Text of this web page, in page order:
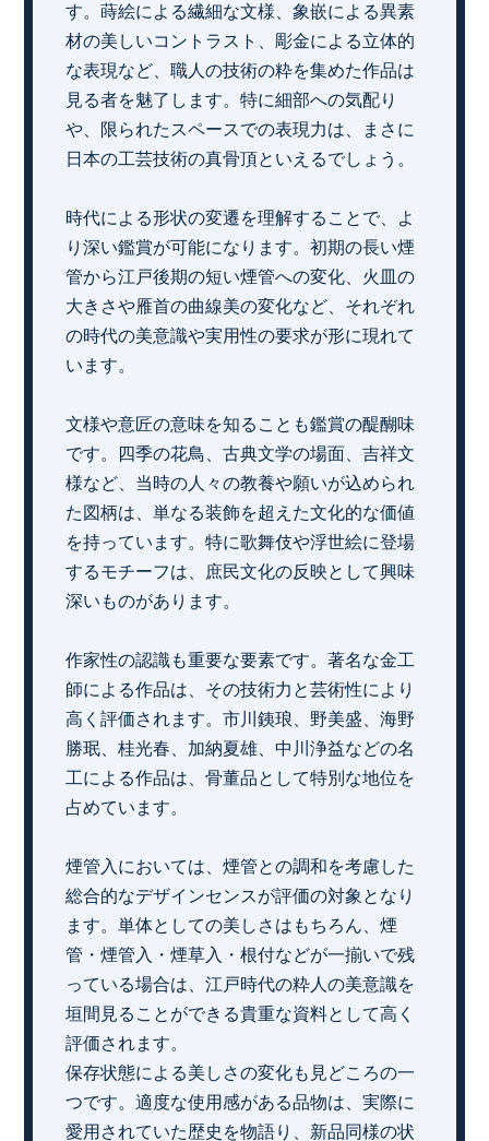
す。蒔絵による繊細な文様、象嵌による異素
材の美しいコントラスト、彫金による立体的
な表現など、職人の技術の粋を集めた作品は
見る者を魅了します。特に細部への気配り
や、限られたスペースでの表現力は、まさに
日本の工芸技術の真骨頂といえるでしょう。
時代による形状の変遷を理解することで、よ
り深い鑑賞が可能になります。初期の長い煙
管から江戸後期の短い煙管への変化、火皿の
大きさや雁首の曲線美の変化など、それぞれ
の時代の美意識や実用性の要求が形に現れて
います。
文様や意匠の意味を知ることも鑑賞の醍醐味
です。四季の花鳥、古典文学の場面、吉祥文
様など、当時の人々の教養や願いが込められ
た図柄は、単なる装飾を超えた文化的な価値
を持っています。特に歌舞伎や浮世絵に登場
するモチーフは、庶民文化の反映として興味
深いものがあります。
作家性の認識も重要な要素です。著名な金工
師による作品は、その技術力と芸術性により
高く評価されます。市川銕琅、野美盛、海野
勝珉、桂光春、加納夏雄、中川浄益などの名
工による作品は、骨董品として特別な地位を
占めています。
煙管入においては、煙管との調和を考慮した
総合的なデザインセンスが評価の対象となり
ます。単体としての美しさはもちろん、煙
管・煙管入・煙草入・根付などが一揃いで残
っている場合は、江戸時代の粋人の美意識を
垣間見ることができる貴重な資料として高く
評価されます。
保存状態による美しさの変化も見どころの一
つです。適度な使用感がある品物は、実際に
愛用されていた歴史を物語り、新品同様の状